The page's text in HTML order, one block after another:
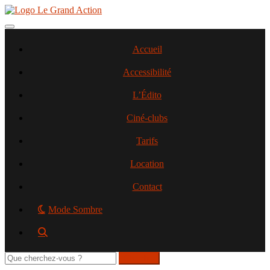
Aller
contenu
Toggle navigation
Accueil
Accessibilité
L’Édito
Ciné-clubs
Tarifs
Location
Contact
Mode Sombre
Rechercher
sur